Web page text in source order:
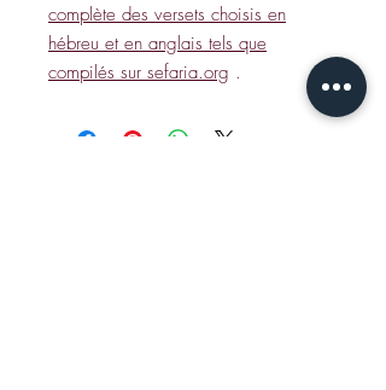
complète des versets choisis en
hébreu et en anglais tels que
compilés sur sefaria.org .